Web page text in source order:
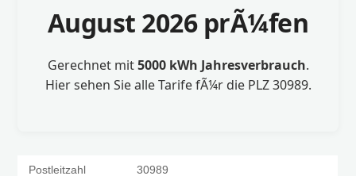
August 2026 prÃ¼fen
Gerechnet mit5000 kWh Jahresverbrauch.
Hier sehen Sie alle Tarife fÃ¼r die PLZ 30989.